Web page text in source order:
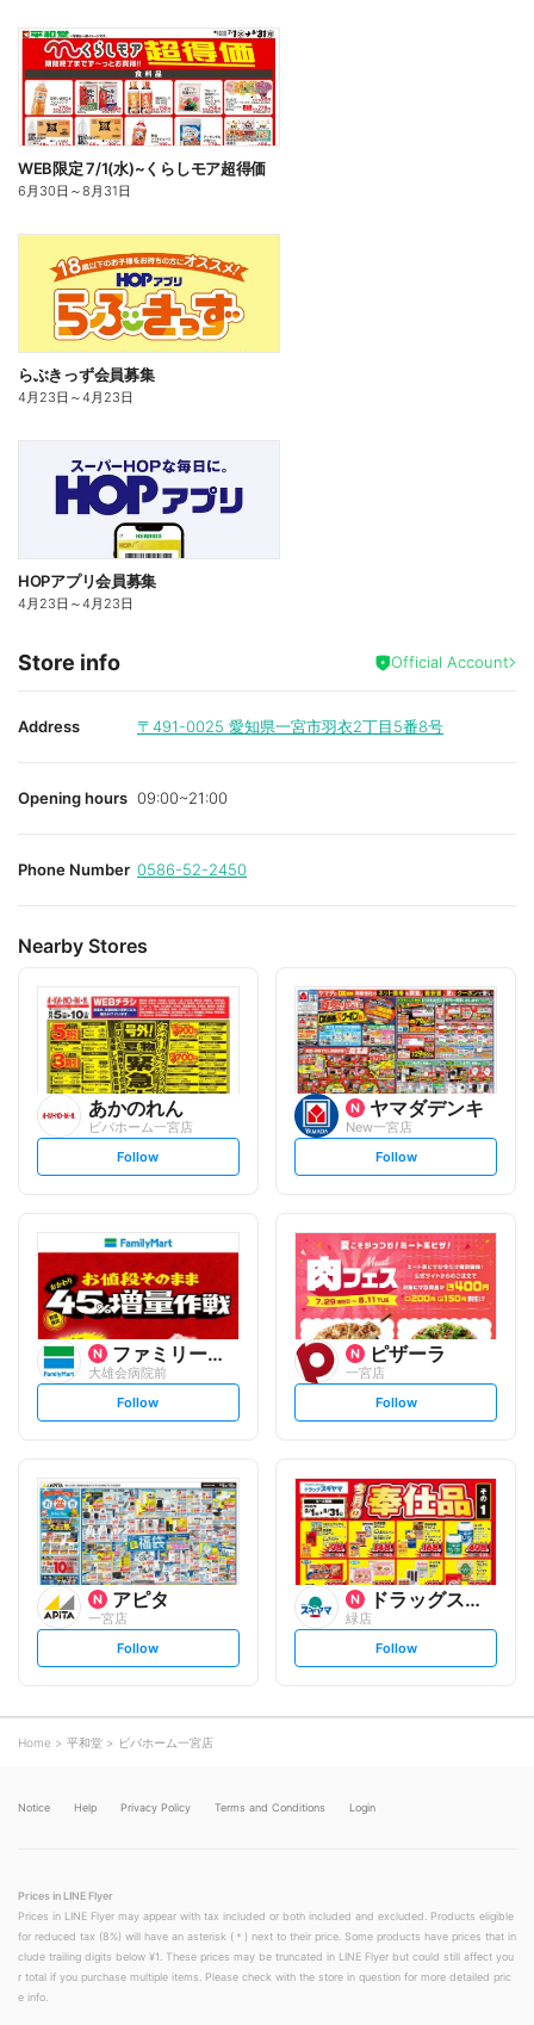
WEB限定 7/1(水)~くらしモア超得価
6月30日 ～8月31日
らぶきっず会員募集
4月23日 ～4月23日
HOPアプリ会員募集
4月23日 ～4月23日
Store info Official Account
Address 〒491-0025 愛知県一宮市羽衣2丁目5番8号
Opening hours 09:00~21:00
Phone Number 0586-52-2450
Nearby Stores
あかのれん
ビバホーム一宮店
s
t
o
Follow
ヤマダデンキ
New一宮店
s
t
l
o
w
Follow
ファミリーマート
大雄会病院前
s
t
o
w
Follow
ピザーラ
一宮店
s
t
l
o
w
Follow
アピタ
一宮店
s
t
o
w
Follow
ドラッグスギヤマ
緑店
s
t
Follow
Home 平和堂 ビバホーム一宮店
Notice Help Privacy Policy Terms and Conditions Login
Prices in LINE Flyer
Prices in LINE Flyer may appear with tax included or both included and excluded. Products eligible
for reduced tax (8%) will have an asterisk (＊) next to their price. Some products have prices that in
clude trailing digits below ¥1. These prices may be truncated in LINE Flyer but could still affect you
r total if you purchase multiple items. Please check with the store in question for more detailed pric
e info.